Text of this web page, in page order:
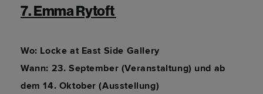
7. Emma Rytoft
Wo: Locke at East Side Gallery
Wann: 23. September (Veranstaltung) und ab
dem 14. Oktober (Ausstellung)